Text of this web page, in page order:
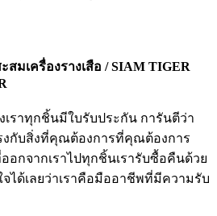
มเครื่องรางเสือ / SIAM TIGER
เราทุกชิ้นมีใบรับประกัน การันตีว่า
งกับสิ่งที่คุณต้องการที่คุณต้องการ
อกจากเราไปทุกชิ้นเรารับซื้อคืนด้วย
ได้เลยว่าเราคือมืออาชีพที่มีความรับ